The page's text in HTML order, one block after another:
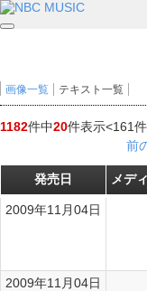
画像一覧 テキスト一覧
1182件中20件表示<161
前
発売日 メデ
2009年11月04日
グル
2009年11月04日